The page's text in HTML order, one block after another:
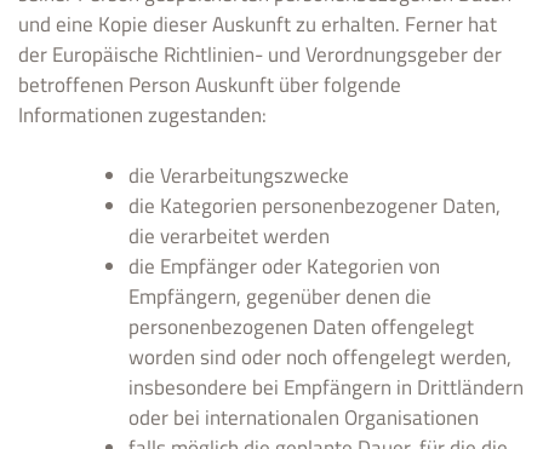
und eine Kopie dieser Auskunft zu erhalten. Ferner hat
der Europäische Richtlinien- und Verordnungsgeber der
betroffenen Person Auskunft über folgende
Informationen zugestanden:
die Verarbeitungszwecke
die Kategorien personenbezogener Daten,
die verarbeitet werden
die Empfänger oder Kategorien von
Empfängern, gegenüber denen die
personenbezogenen Daten offengelegt
worden sind oder noch offengelegt werden,
insbesondere bei Empfängern in Drittländern
oder bei internationalen Organisationen